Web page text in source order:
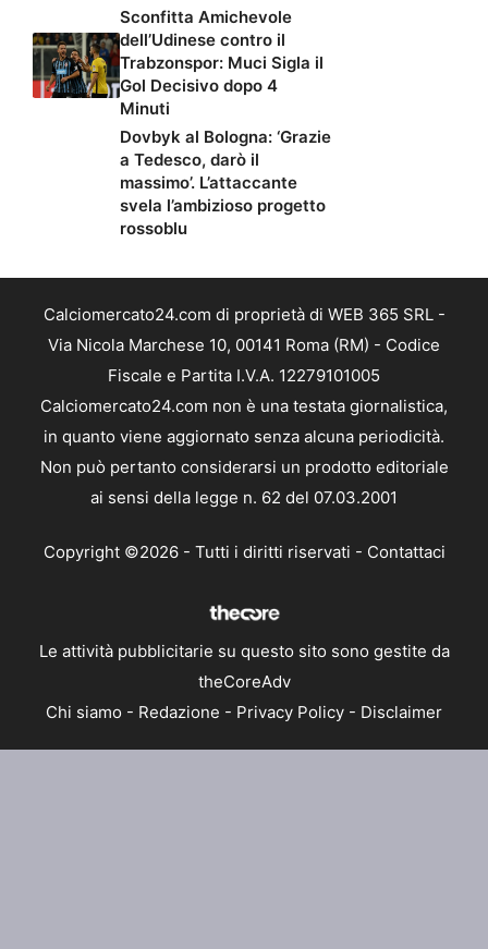
Sconfitta Amichevole
dell’Udinese contro il
Trabzonspor: Muci Sigla il
Gol Decisivo dopo 4
Minuti
Dovbyk al Bologna: ‘Grazie
a Tedesco, darò il
massimo’. L’attaccante
svela l’ambizioso progetto
rossoblu
Calciomercato24.com di proprietà di WEB 365 SRL -
Via Nicola Marchese 10, 00141 Roma (RM) - Codice
Fiscale e Partita I.V.A. 12279101005
Calciomercato24.com non è una testata giornalistica,
in quanto viene aggiornato senza alcuna periodicità.
Non può pertanto considerarsi un prodotto editoriale
ai sensi della legge n. 62 del 07.03.2001
Copyright ©2026 - Tutti i diritti riservati - Contattaci
Le attività pubblicitarie su questo sito sono gestite da
theCoreAdv
Chi siamo - Redazione - Privacy Policy - Disclaimer